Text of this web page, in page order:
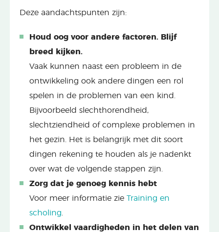
Deze aandachtspunten zijn:
Houd oog voor andere factoren. Blijf
breed kijken.
Vaak kunnen naast een probleem in de
ontwikkeling ook andere dingen een rol
spelen in de problemen van een kind.
Bijvoorbeeld slechthorendheid,
slechtziendheid of complexe problemen in
het gezin. Het is belangrijk met dit soort
dingen rekening te houden als je nadenkt
over wat de volgende stappen zijn.
Zorg dat je genoeg kennis hebt
Voor meer informatie zie Training en
scholing
Ontwikkel vaardigheden in het delen van